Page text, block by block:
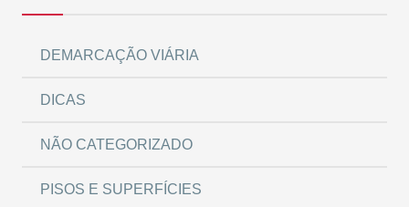
DEMARCAÇÃO VIÁRIA
DICAS
NÃO CATEGORIZADO
PISOS E SUPERFÍCIES